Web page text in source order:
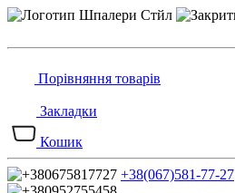
Порівняння товарів
Закладки
Кошик
+38(067)581-77-27